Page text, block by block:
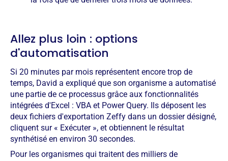
Allez plus loin : options
d'automatisation
Si 20 minutes par mois représentent encore trop de
temps, David a expliqué que son organisme a automatisé
une partie de ce processus grâce aux fonctionnalités
intégrées d'Excel : VBA et Power Query. Ils déposent les
deux fichiers d'exportation Zeffy dans un dossier désigné,
cliquent sur « Exécuter », et obtiennent le résultat
synthétisé en environ 30 secondes.
Pour les organismes qui traitent des milliers de